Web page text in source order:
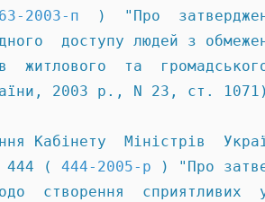
2003-п
)  "Про
доступу людей з
житлового  та
2003 р., N 23, ст.
Кабінету  Міністрів
444 ( 444-2005-р ) "Про
створення  сприятливих